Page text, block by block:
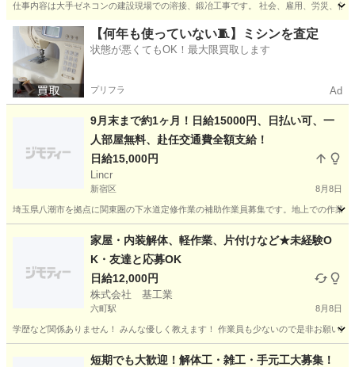
仕事内容は大手ゼネコンの建設現場での溶接、鍛冶工事です。 社会、雇用、労災、
東京 中央区 東京駅 加工 鍛冶
【何年も使っていない🧵】ミシンを査定
状態が悪くてもOK！最大限買取します
プリフラ Ad
9月末まで約1ヶ月！日給15000円、日払い可、一
人部屋無料、赴任交通費全額支給！
日給15,000円
Lincr
新宿区 8月8日
埼玉県八潮市を拠点に関東圏の下水道定修作業の補助作業員募集です。地上での作業
建築 無料
家屋・内装解体、軽作業、片付けなど★未経験O
K・友達と応募OK
日給12,000円
株式会社 基工業
六町駅 8月8日
学歴など関係ありません！ みんな優しく教えます！ 作業員も少ないので是非お願い
六町駅 その他 東京 足立区 竹ノ塚駅
短期でも大歓迎！解体工・雑工・手元工大募集！